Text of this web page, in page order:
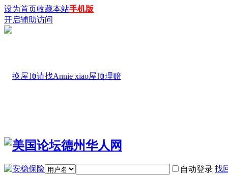
设为首页收藏本站手机版
开启辅助访问
自动登录 找